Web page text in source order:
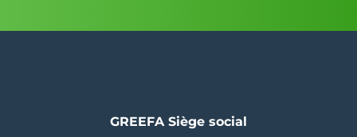
GREEFA Siège social